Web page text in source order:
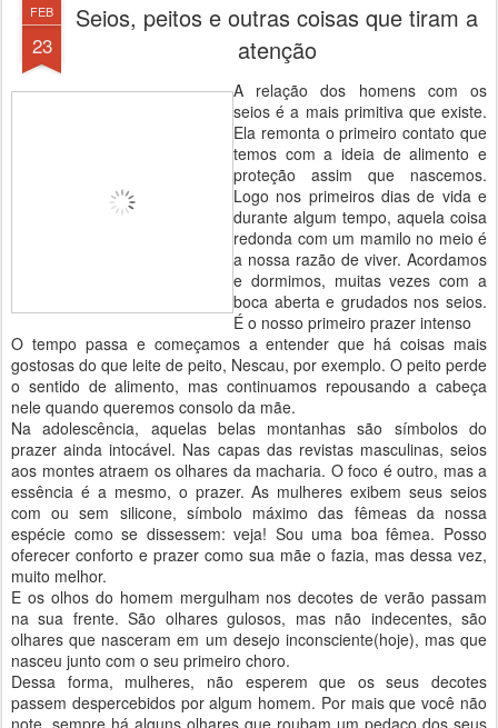
FEB
23
Seios, peitos e outras coisas que tiram a
atenção
A relação dos homens com os
seios é a mais primitiva que existe.
Ela remonta o primeiro contato que
temos com a ideia de alimento e
proteção assim que nascemos.
Logo nos primeiros dias de vida e
durante algum tempo, aquela coisa
redonda com um mamilo no meio é
a nossa razão de viver. Acordamos
e dormimos, muitas vezes com a
boca aberta e grudados nos seios.
É o nosso primeiro prazer intenso
O tempo passa e começamos a entender que há coisas mais
gostosas do que leite de peito, Nescau, por exemplo. O peito perde
o sentido de alimento, mas continuamos repousando a cabeça
nele quando queremos consolo da mãe.
Na adolescência, aquelas belas montanhas são símbolos do
prazer ainda intocável. Nas capas das revistas masculinas, seios
aos montes atraem os olhares da macharia. O foco é outro, mas a
essência é a mesmo, o prazer. As mulheres exibem seus seios
com ou sem silicone, símbolo máximo das fêmeas da nossa
espécie como se dissessem: veja! Sou uma boa fêmea. Posso
oferecer conforto e prazer como sua mãe o fazia, mas dessa vez,
muito melhor.
E os olhos do homem mergulham nos decotes de verão passam
na sua frente. São olhares gulosos, mas não indecentes, são
olhares que nasceram em um desejo inconsciente(hoje), mas que
nasceu junto com o seu primeiro choro.
Dessa forma, mulheres, não esperem que os seus decotes
passem despercebidos por algum homem. Por mais que você não
note, sempre há alguns olhares que roubam um pedaço dos seus